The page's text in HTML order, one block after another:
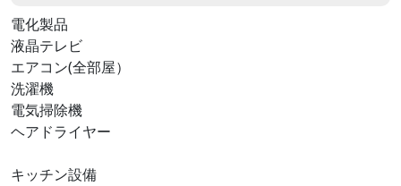
電化製品
液晶テレビ
エアコン(全部屋）
洗濯機
電気掃除機
ヘアドライヤー
キッチン設備